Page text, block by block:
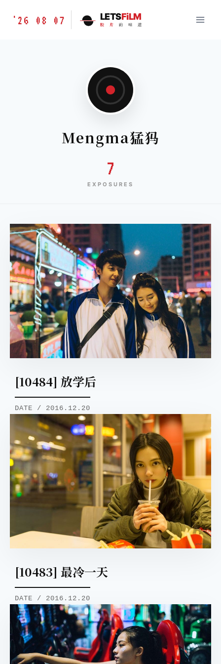
胶
'26 08 07 LETSFiLM
胶 片 的 味 道
Mengma猛犸
7
EXPOSURES
[10484] 放学后
DATE / 2016.12.20
[10483] 最冷一天
DATE / 2016.12.20